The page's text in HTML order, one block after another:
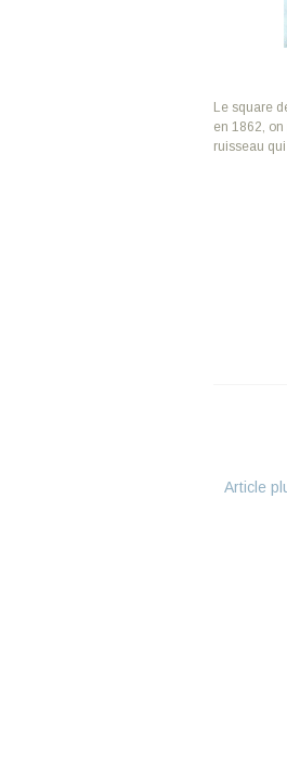
Le square
en 1862, on
ruisseau
Article